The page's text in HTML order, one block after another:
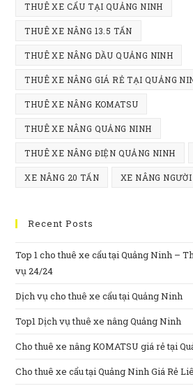
THUÊ XE CẨU TẠI QUẢNG NINH
THUÊ XE NÂNG 13.5 TẤN
THUÊ XE NÂNG DẦU QUẢNG NINH
THUÊ XE NÂNG GIÁ RẺ TẠI QUẢNG
THUÊ XE NÂNG KOMATSU
THUÊ XE NÂNG QUẢNG NINH
THUÊ XE NÂNG ĐIỆN QUẢNG NINH
XE NÂNG 20 TẤN XE NÂNG NGƯỜI
Recent Posts
Top 1 cho thuê xe cẩu tại Quảng Ninh –
vụ 24/24
Dịch vụ cho thuê xe cẩu tại Quảng Ninh
Top1 Dịch vụ thuê xe nâng Quảng Ninh
Cho thuê xe nâng KOMATSU giá rẻ tại
Cho thuê xe cẩu tại Quảng Ninh Giá Rẻ